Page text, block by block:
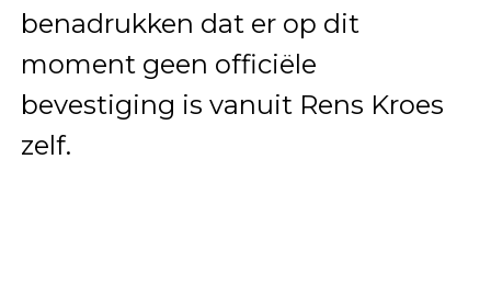
benadrukken dat er op dit
moment geen officiële
bevestiging is vanuit Rens Kroes
zelf.